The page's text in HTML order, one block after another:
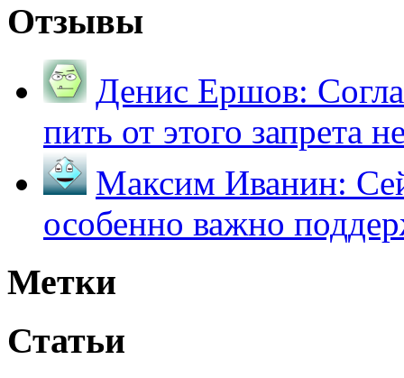
Отзывы
Денис Ершов:
пить от этого запрета
Максим Иванин:
особенно важно
Метки
Статьи